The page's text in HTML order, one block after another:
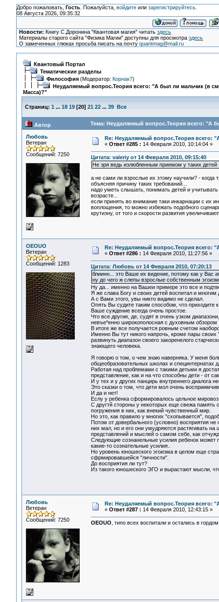
Добро пожаловать, Гость. Пожалуйста, войдитеили зарегистрируйтесь.
08 Августа 2026, 09:35:32
Новости: Книгу С.Доронина "Квантовая магия" читатьздесь
Материалы старого сайта "Физика Магии" доступны для просмотраздесь
О замеченных глюках просьба писать на почтуquantmag@mail.ru
Квантовый Портал
Тематические разделы
Философия(Модератор: Корнак7)
Неудаляемый вопрос.Теория всего: "А был ли мальчик (в
Масса)?"
Страниц: 1 ... 18 19[20] 21 22 ... 39 Все
Автор Тема: Неудаляемый вопрос.Теория всего: "А
Любовь
Ветеран
Сообщений: 7250
Re: Неудаляемый вопрос.Теория всего:
« Ответ #285 : 14 Февраля 2010, 10:14:04 »
Цитата: valeriy от 14 Февраля 2010, 09:15:40
Не зря ведь излюбленным приемом у таких детей
а не сами ли взрослые их этому научили? - когда
объясняя причину таких требований...
надо уметь слышать, понимать детей и
возрасте...
если принять во внимание таки инкарнации с их
воплощения, то можно избежать подобного
крутизну, от того и скорости развития
OEOUO
Ветеран
Сообщений: 1283
Re: Неудаляемый вопрос.Теория всего:
« Ответ #286 : 14 Февраля 2010, 11:27:56 »
Цитата: Любовь от 14 Февраля 2010, 07:20:13
блиинн... это Ваше их видение, потому как у Вас
ну до чего ж слепы взрослые собственным
Ну да... именно на Вашеи примере это все и
Я же слава Богу и своих детей воспитал и
А с Вами этого, увы никто видимо не сделал.
Опять Вы судите таким способом, что
Ваше суждение всегда очень простое.
Что все другие, де, судят в очень узком
невъе*енно широкополосная с духовным
В итоге же все получается ровным счетом
Именно Вы тут никого напрочь, кроме пары
развинуть диапазон своего закоренелого
знающего человека.
Я говорю о том, о чем знаю наверняка. У меня
общеобразовательных школах и специнтернатах
Работая над проблемами с такими детьми я
представление, как и на что способны дети - от
И у тех и у других панцирь внутреннего диалога
Это сказки о том, что дети мол очень
И да и нет!
Еслу у ребенка сформировалось цельное
С другтй стороны у некоторых еще свежа память
погружения в них, как внекий чувственный мир.
Но это, как правило у многих "схопывается",
Потом от довербального (условно) восприятия
них мал, но и его они умудряются растягивать
представлений и мыслей о самом себе, как
Следующие сознанельные усилия ребенок может
какие-то сознательные усилия..
Но уровень юношеского эгоизма в целом еще
сфрмировавшейся "личности".
До восприятия ли тут?
Из такого юношеского ЭГО и вырастают мысли,
Любовь
Ветеран
Сообщений: 7250
Re: Неудаляемый вопрос.Теория всего:
« Ответ #287 : 14 Февраля 2010, 12:43:15 »
OEOUO , типо всех воспитали и остались в